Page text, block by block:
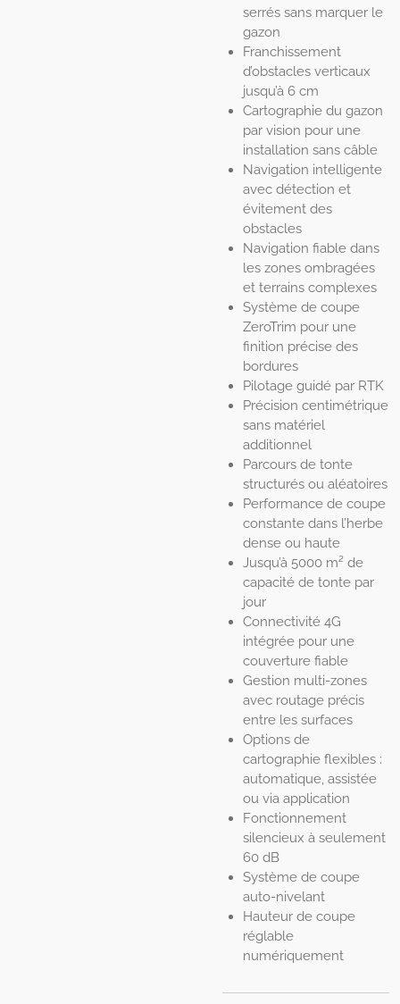
serrés sans marquer le
gazon
Franchissement
d’obstacles verticaux
jusqu’à 6 cm
Cartographie du gazon
par vision pour une
installation sans câble
Navigation intelligente
avec détection et
évitement des
obstacles
Navigation fiable dans
les zones ombragées
et terrains complexes
Système de coupe
ZeroTrim pour une
finition précise des
bordures
Pilotage guidé par RTK
Précision centimétrique
sans matériel
additionnel
Parcours de tonte
structurés ou aléatoires
Performance de coupe
constante dans l’herbe
dense ou haute
Jusqu’à 5000 m² de
capacité de tonte par
jour
Connectivité 4G
intégrée pour une
couverture fiable
Gestion multi-zones
avec routage précis
entre les surfaces
Options de
cartographie flexibles :
automatique, assistée
ou via application
Fonctionnement
silencieux à seulement
60 dB
Système de coupe
auto-nivelant
Hauteur de coupe
réglable
numériquement